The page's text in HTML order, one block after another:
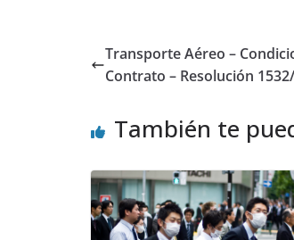
Transporte Aéreo –
Contrato – Resolución
También te